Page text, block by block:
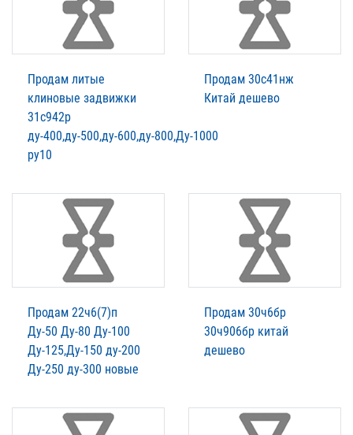
Продам литые
клиновые задвижки
31с942р
ду-400,ду-500,ду-600,ду-800,Ду-1000
ру10
Продам 30с41нж
Китай дешево
Продам 22ч6(7)п
Ду-50 Ду-80 Ду-100
Ду-125,Ду-150 ду-200
Ду-250 ду-300 новые
Продам 30ч6бр
30ч906бр китай
дешево